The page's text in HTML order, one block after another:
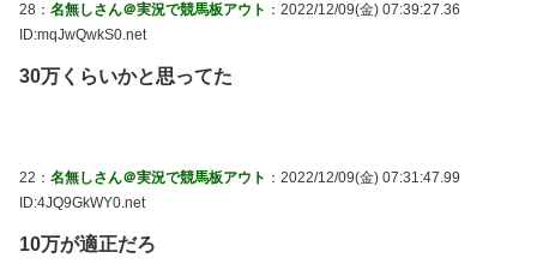
28： 名無しさん＠実況で競馬板アウト ：2022/12/09(金) 07:39:27.36
ID:mqJwQwkS0.net
30万くらいかと思ってた
22： 名無しさん＠実況で競馬板アウト ：2022/12/09(金) 07:31:47.99
ID:4JQ9GkWY0.net
10万が適正だろ